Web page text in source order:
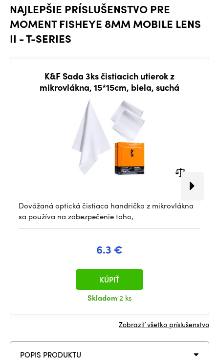
NAJLEPŠIE PRÍSLUŠENSTVO PRE
MOMENT FISHEYE 8MM MOBILE LENS
II - T-SERIES
K&F Sada 3ks čistiacich utierok z
mikrovlákna, 15*15cm, biela, suchá
Dovážaná optická čistiaca handrička z mikrovlákna
sa používa na zabezpečenie toho,
6.3 €
Skladom2 ks
KÚPIŤ
Zobraziť všetko príslušenstvo
POPIS PRODUKTU